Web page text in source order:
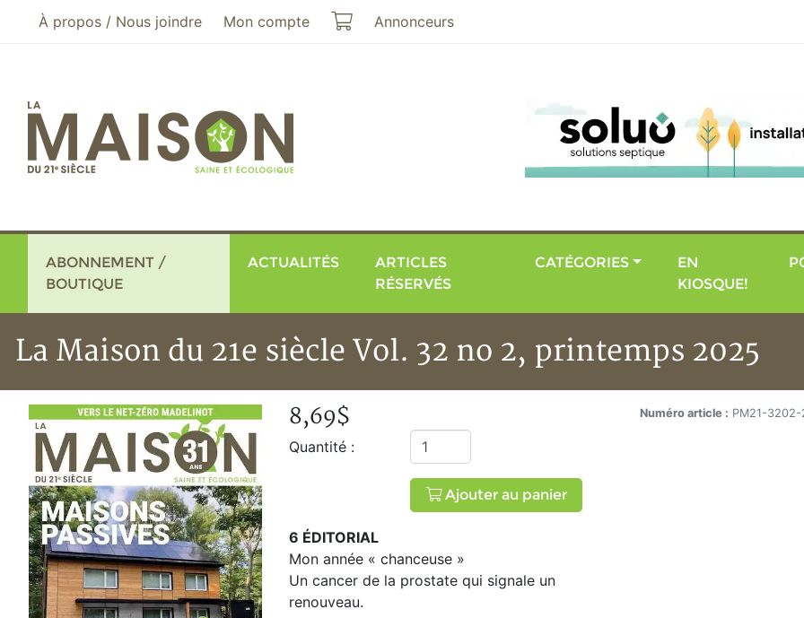
Aller au menu principal
Aller au contenu principal
À propos / Nous joindre Mon compte Mon panier
Annonceurs
ABONNEMENT /
BOUTIQUE
ACTUALITÉS
ARTICLES
RÉSERVÉS
CATÉGORIES
EN
KIOSQUE!
La Maison du 21e siècle Vol. 32 no 2, printemps 2025
Accueil
Boutique
La Maison du 21e siècle Vol. 32 no 2, printemps 2025
Numéro article : PM21-
La Maison du 21e siècle Vol. 32 no 2, printemps 2025
8,69$
Quantité :
Ajouter au panier
6 ÉDITORIAL
Mon année « chanceuse »
Un cancer de la prostate qui signale un
renouveau.